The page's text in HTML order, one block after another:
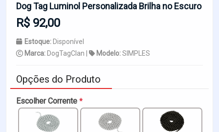
Dog Tag Luminol Personalizada Brilha no Escuro
R$ 92,00
Estoque: Disponível
Marca: DogTagClan | Modelo:SIMPLES
Opções do Produto
Escolher Corrente *